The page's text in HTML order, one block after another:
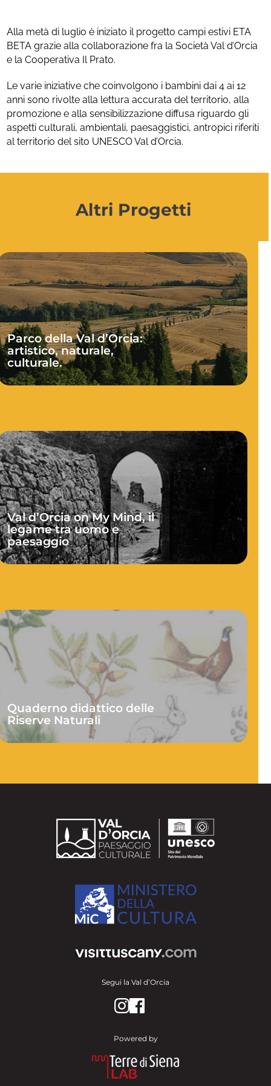
Alla metà di luglio è iniziato il progetto campi estivi ETA
BETA grazie alla collaborazione fra la Società Val d’Orcia
e la Cooperativa Il Prato.
Le varie iniziative che coinvolgono i bambini dai 4 ai 12
anni sono rivolte alla lettura accurata del territorio, alla
promozione e alla sensibilizzazione diffusa riguardo gli
aspetti culturali, ambientali, paesaggistici, antropici riferiti
al territorio del sito UNESCO Val d’Orcia.
Altri Progetti
Parco della Val d’Orcia:
artistico, naturale,
culturale.
Val d’Orcia on My Mind, il
legame tra uomo e
paesaggio
Quaderno didattico delle
Riserve Naturali
Segui la Val d’Orcia
Powered by